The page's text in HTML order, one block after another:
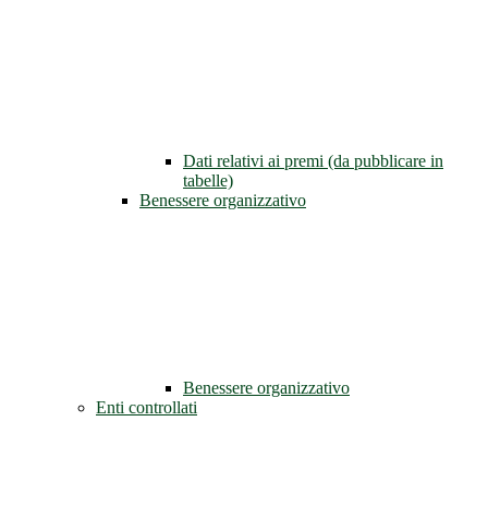
Dati relativi ai premi (da pubblicare in
tabelle)
Benessere organizzativo
Benessere organizzativo
Enti controllati